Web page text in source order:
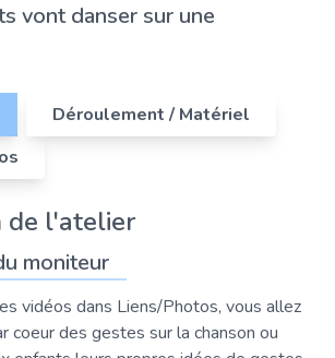
vont danser sur une
Déroulement / Matériel
de l'atelier
moniteur
vidéos dans Liens/Photos, vous allez
coeur des gestes sur la chanson ou